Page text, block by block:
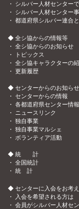
・ シルバー人材センター
・ シルバー人材センター
・都道府県シルバー連合
◆ 全シ協からの情報等
・全シ協からのお知らせ
・
トピックス
・全シ協キャラクターの
・更新履歴
◆ センターからのお知らせ
・ センターからの情報
・各都道府県センター情報
・
ニュースリンク
・独自事業
・独自事業マルシェ
・ ボランティア活動
◆ 統 計
・全国統計
・統 計
◆ センターに入会をお考
・
入会を希望される方は
・会員がシルバー人材セ